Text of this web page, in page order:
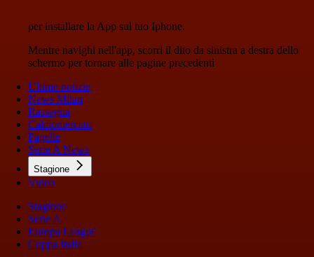
per installare la App sul tuo Iphone.
Mentre navighi nell'app, scorri il dito da sinistra a destra dello
schermo per tornare alle pagine precedenti
Ultime notizie
News Milan
Rassegna
Calciomercato
Pagelle
Serie A News
Stagione
Video
Stagione
Serie A
Europa League
Coppa Italia